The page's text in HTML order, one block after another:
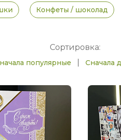
Конфеты / шоколад
Сортировка:
популярные Сначала